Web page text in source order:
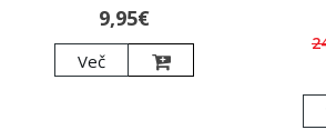
9,95€
Več